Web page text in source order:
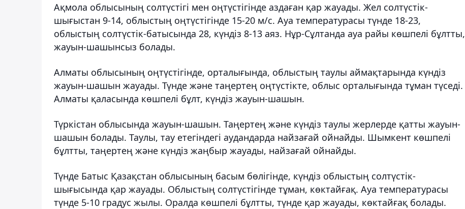
Ақмола облысының солтүстігі мен оңтүстігінде аздаған қар жауады. Жел солтүстік-
шығыстан 9-14, облыстың оңтүстігінде 15-20 м/с. Ауа температурасы түнде 18-23,
облыстың солтүстік-батысында 28, күндіз 8-13 аяз. Нұр-Сұлтанда ауа райы көшпелі бұлтты,
жауын-шашынсыз болады.
Алматы облысының оңтүстігінде, орталығында, облыстың таулы аймақтарында күндіз
жауын-шашын жауады. Түнде және таңертең оңтүстікте, облыс орталығында тұман түседі.
Алматы қаласында көшпелі бұлт, күндіз жауын-шашын.
Түркістан облысында жауын-шашын. Таңертең және күндіз таулы жерлерде қатты жауын-
шашын болады. Таулы, тау етегіндегі аудандарда найзағай ойнайды. Шымкент көшпелі
бұлтты, таңертең және күндіз жаңбыр жауады, найзағай ойнайды.
Түнде Батыс Қазақстан облысының басым бөлігінде, күндіз облыстың солтүстік-
шығысында қар жауады. Облыстың солтүстігінде тұман, көктайғақ. Ауа температурасы
түнде 5-10 градус жылы. Оралда көшпелі бұлтты, түнде қар жауады, көктайғақ болады.